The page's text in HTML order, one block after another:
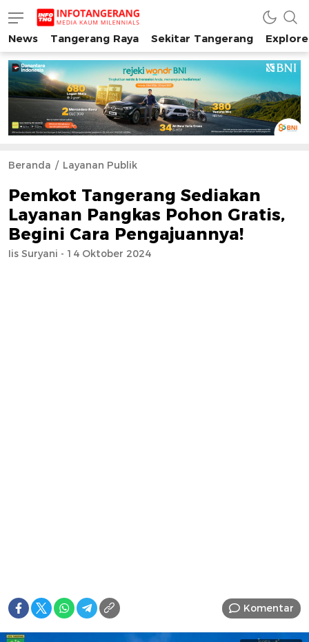
INFO TANGERANG
Media Kaum Millenials Tangerang Raya
News Tangerang Raya Sekitar Tangerang
Beranda Layanan Publik
Pemkot Tangerang Sediakan
Layanan Pangkas Pohon Gratis,
Begini Cara Pengajuannya!
Iis Suryani - 14 Oktober 2024
Komentar